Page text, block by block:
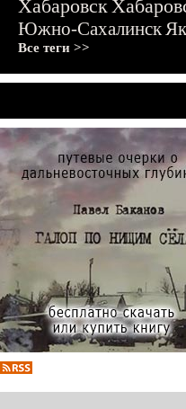
Хабаровск
Южно-Сахалинск
Все теги >>